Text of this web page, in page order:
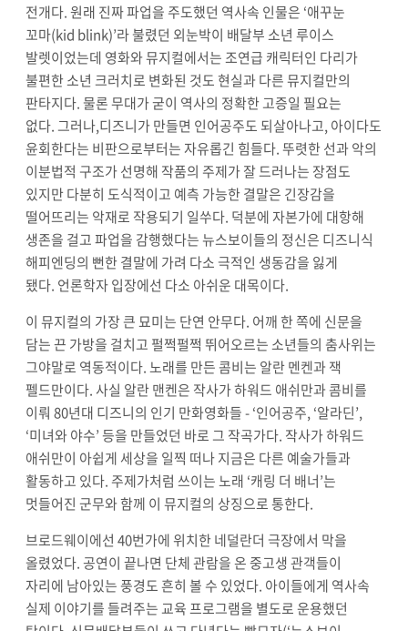
전개다.원래 진짜 파업을 주도했던 역사속 인물은 ‘애꾸눈
꼬마(kid blink)’라 불렸던 외눈박이 배달부 소년 루이스
발렛이었는데 영화와 뮤지컬에서는 조연급 캐릭터인 다리가
불편한 소년 크러치로 변화된 것도 현실과 다른 뮤지컬만의
판타지다. 물론무대가 굳이 역사의 정확한 고증일 필요는
없다. 그러나,디즈니가 만들면 인어공주도 되살아나고, 아이다도
윤회한다는 비판으로부터는 자유롭긴 힘들다.뚜렷한 선과 악의
이분법적 구조가 선명해 작품의 주제가 잘 드러나는 장점도
있지만다분히 도식적이고 예측 가능한 결말은 긴장감을
떨어뜨리는 악재로 작용되기 일쑤다. 덕분에 자본가에 대항해
생존을 걸고 파업을 감행했다는 뉴스보이들의 정신은 디즈니식
해피엔딩의 뻔한 결말에 가려 다소 극적인 생동감을 잃게
됐다. 언론학자 입장에선 다소 아쉬운 대목이다.
이 뮤지컬의 가장 큰 묘미는 단연 안무다. 어깨 한 쪽에 신문을
담는 끈 가방을 걸치고 펄쩍펄쩍 뛰어오르는 소년들의 춤사위는
그야말로 역동적이다.노래를 만든 콤비는 알란 멘켄과 잭
펠드만이다.사실 알란 맨켄은 작사가 하워드 애쉬만과 콤비를
이뤄80년대 디즈니의 인기 만화영화들- ‘인어공주, ‘알라딘’,
‘미녀와 야수’등을 만들었던 바로 그 작곡가다. 작사가 하워드
애쉬만이 아쉽게 세상을 일찍 떠나 지금은 다른 예술가들과
활동하고 있다. 주제가처럼 쓰이는 노래 ‘캐링 더 배너’는
멋들어진 군무와 함께 이 뮤지컬의 상징으로 통한다.
브로드웨이에선40번가에 위치한 네덜란더 극장에서 막을
올렸었다.공연이 끝나면 단체 관람을 온 중고생 관객들이
자리에 남아있는 풍경도 흔히 볼 수 있었다. 아이들에게 역사속
실제 이야기를 들려주는 교육 프로그램을 별도로 운용했던